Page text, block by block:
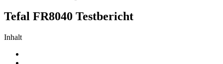
Tefal FR8040 Testbericht
Inhalt